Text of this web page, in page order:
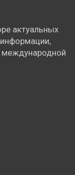
актуальных
международной